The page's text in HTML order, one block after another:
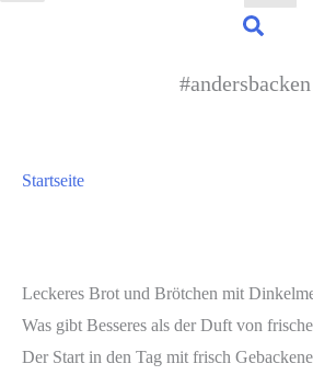
Suchen
#andersbacken
Startseite
Leckeres Brot und Brötchen mit
Was gibt Besseres als der Duft von
Der Start in den Tag mit frisch